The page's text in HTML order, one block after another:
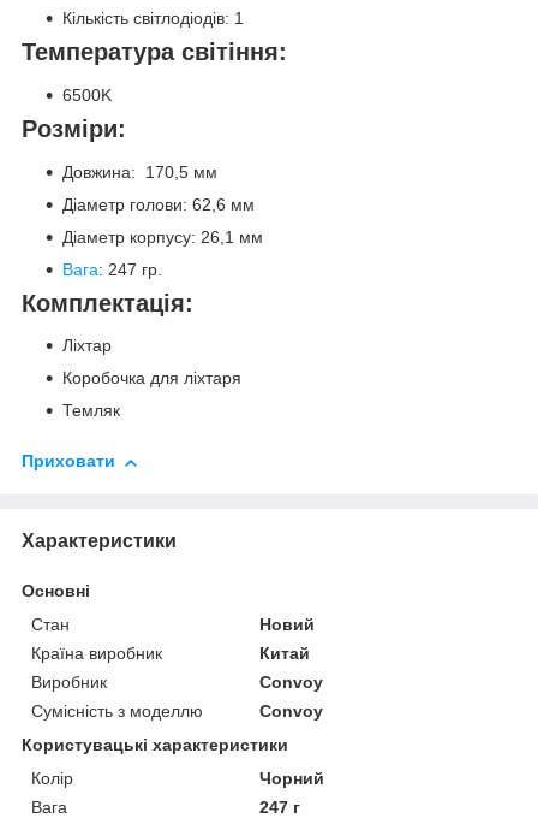
Кількість світлодіодів: 1
Температура світіння:
6500K
Розміри:
Довжина: 170,5 мм
Діаметр голови: 62,6 мм
Діаметр корпусу: 26,1 мм
Вага: 247 гр.
Комплектація:
Ліхтар
Коробочка для ліхтаря
Темляк
Приховати
Характеристики
Основні
Стан
Новий
Країна виробник
Китай
Виробник
Convoy
Сумісність з моделлю
Convoy
Користувацькі характеристики
Колір
Чорний
Вага
247 г